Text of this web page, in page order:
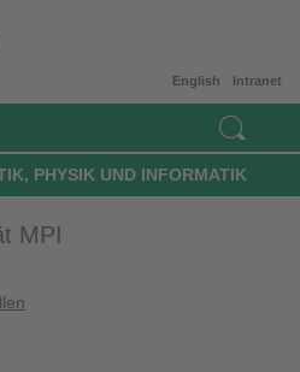
Intranet
English
PHYSIK UND INFORMATIK
MPI